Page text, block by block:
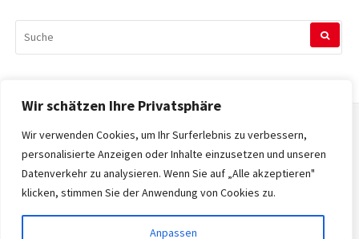
Wir schätzen Ihre Privatsphäre
Wir verwenden Cookies, um Ihr Surferlebnis zu verbessern,
personalisierte Anzeigen oder Inhalte einzusetzen und unseren
Datenverkehr zu analysieren. Wenn Sie auf „Alle akzeptieren"
klicken, stimmen Sie der Anwendung von Cookies zu.
Anpassen
NACH:
Startseite
Datenschutzerklärung